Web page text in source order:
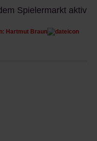
Spielermarkt aktiv
Hartmut Braun